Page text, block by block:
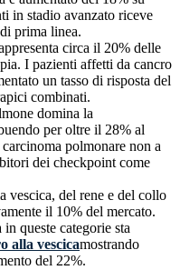
in stadio avanzato riceve
prima linea.
circa il 20% delle
I pazienti affetti da cancro
un tasso di risposta del
combinati.
domina la
per oltre il 28% al
polmonare non a
dei checkpoint come
vescica, del rene e del collo
il 10% del mercato.
queste categorie sta
alla vescicamostrando
del 22%.